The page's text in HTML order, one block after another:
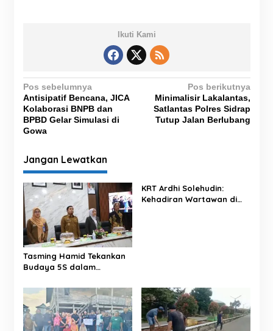
Ikuti Kami
N
a
v
i
g
a
s
i
p
o
s
Pos sebelumnya
Antisipatif Bencana, JICA
Kolaborasi BNPB dan
BPBD Gelar Simulasi di
Gowa
Pos berikutnya
Minimalisir Lakalantas,
Satlantas Polres Sidrap
Tutup Jalan Berlubang
Jangan Lewatkan
Tasming Hamid Tekankan
Budaya 5S dalam
Makkasau
KRT Ardhi Solehudin:
Kehadiran Wartawan di